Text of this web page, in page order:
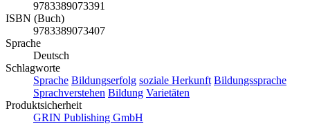
9783389073391
ISBN (Buch)
9783389073407
Sprache
Deutsch
Schlagworte
Sprache Bildungserfolg soziale Herkunft Bildungssprache
Sprachverstehen Bildung Varietäten
Produktsicherheit
GRIN Publishing GmbH